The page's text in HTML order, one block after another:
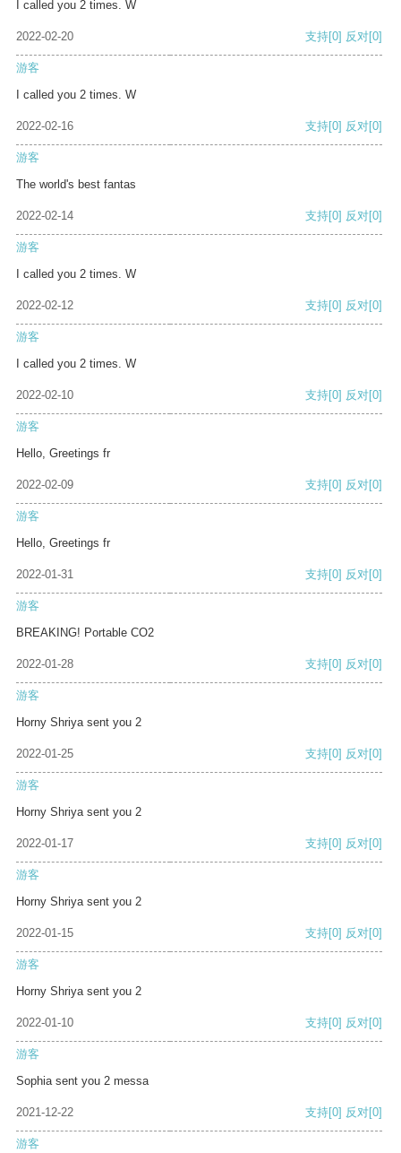
I called you 2 times. W
2022-02-20 支持[0] 反对[0]
游客
I called you 2 times. W
2022-02-16 支持[0] 反对[0]
游客
The world's best fantas
2022-02-14 支持[0] 反对[0]
游客
I called you 2 times. W
2022-02-12 支持[0] 反对[0]
游客
I called you 2 times. W
2022-02-10 支持[0] 反对[0]
游客
Hello, Greetings fr
2022-02-09 支持[0] 反对[0]
游客
Hello, Greetings fr
2022-01-31 支持[0] 反对[0]
游客
BREAKING! Portable CO2
2022-01-28 支持[0] 反对[0]
游客
Horny Shriya sent you 2
2022-01-25 支持[0] 反对[0]
游客
Horny Shriya sent you 2
2022-01-17 支持[0] 反对[0]
游客
Horny Shriya sent you 2
2022-01-15 支持[0] 反对[0]
游客
Horny Shriya sent you 2
2022-01-10 支持[0] 反对[0]
游客
Sophia sent you 2 messa
2021-12-22 支持[0] 反对[0]
游客